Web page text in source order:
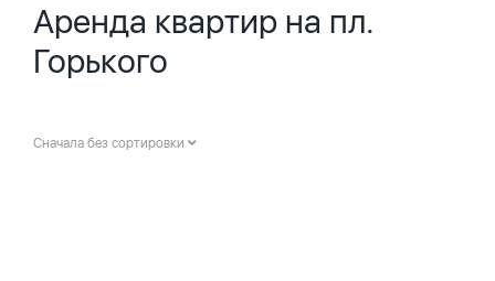
Аренда квартир на пл.
Горького
Сначала без сортировки